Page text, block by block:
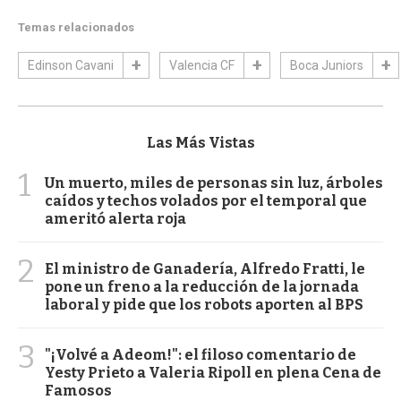
Temas relacionados
Edinson Cavani Valencia CF Boca Juniors
Las Más Vistas
1
Un muerto, miles de personas sin luz, árboles
caídos y techos volados por el temporal que
ameritó alerta roja
2
El ministro de Ganadería, Alfredo Fratti, le
pone un freno a la reducción de la jornada
laboral y pide que los robots aporten al BPS
3
"¡Volvé a Adeom!": el filoso comentario de
Yesty Prieto a Valeria Ripoll en plena Cena de
Famosos